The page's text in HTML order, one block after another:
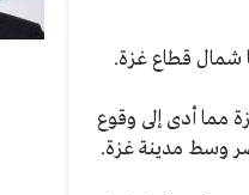
مما أدى إلى وقوع
وسط مدينة غزة.